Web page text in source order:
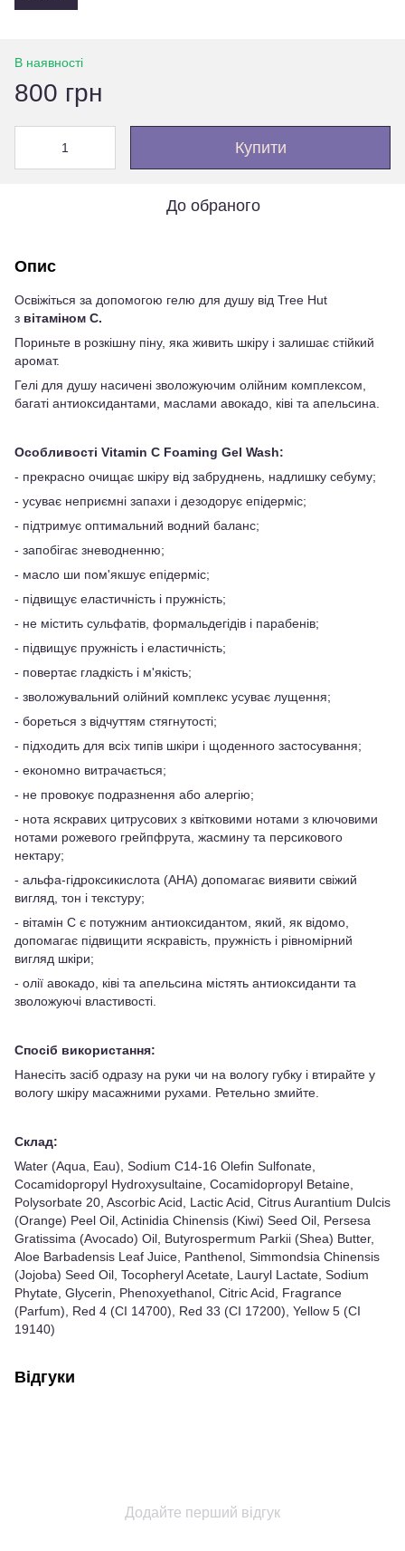
В наявності
800 грн
Купити
До обраного
Опис
Освіжіться за допомогою гелю для душу від Tree Hut
з вітаміном С.
Пориньте в розкішну піну, яка живить шкіру і залишає стійкий
аромат.
Гелі для душу насичені зволожуючим олійним комплексом,
багаті антиоксидантами, маслами авокадо, ківі та апельсина.
Особливості Vitamin C Foaming Gel Wash:
- прекрасно очищає шкіру від забруднень, надлишку себуму;
- усуває неприємні запахи і дезодорує епідерміс;
- підтримує оптимальний водний баланс;
- запобігає зневодненню;
- масло ши пом'якшує епідерміс;
- підвищує еластичність і пружність;
- не містить сульфатів, формальдегідів і парабенів;
- підвищує пружність і еластичність;
- повертає гладкість і м'якість;
- зволожувальний олійний комплекс усуває лущення;
- бореться з відчуттям стягнутості;
- підходить для всіх типів шкіри і щоденного застосування;
- економно витрачається;
- не провокує подразнення або алергію;
- нота яскравих цитрусових з квітковими нотами з ключовими
нотами рожевого грейпфрута, жасмину та персикового
нектару;
- альфа-гідроксикислота (AHA) допомагає виявити свіжий
вигляд, тон і текстуру;
- вітамін С є потужним антиоксидантом, який, як відомо,
допомагає підвищити яскравість, пружність і рівномірний
вигляд шкіри;
- олії авокадо, ківі та апельсина містять антиоксиданти та
зволожуючі властивості.
Спосіб використання:
Нанесіть засіб одразу на руки чи на вологу губку і втирайте у
вологу шкіру масажними рухами. Ретельно змийте.
Склад:
Water (Aqua, Eau), Sodium C14-16 Olefin Sulfonate,
Cocamidopropyl Hydroxysultaine, Cocamidopropyl Betaine,
Polysorbate 20, Ascorbic Acid, Lactic Acid, Citrus Aurantium Dulcis
(Orange) Peel Oil, Actinidia Chinensis (Kiwi) Seed Oil, Persesa
Gratissima (Avocado) Oil, Butyrospermum Parkii (Shea) Butter,
Aloe Barbadensis Leaf Juice, Panthenol, Simmondsia Chinensis
(Jojoba) Seed Oil, Tocopheryl Acetate, Lauryl Lactate, Sodium
Phytate, Glycerin, Phenoxyethanol, Citric Acid, Fragrance
(Parfum), Red 4 (CI 14700), Red 33 (CI 17200), Yellow 5 (CI
19140)
Відгуки
Додайте перший відгук